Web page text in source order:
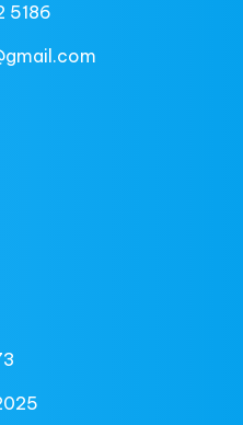
5186